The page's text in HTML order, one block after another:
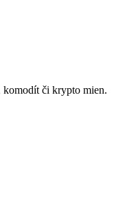
či krypto mien.